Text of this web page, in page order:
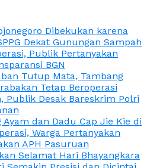
Dibekukan karena
Dekat Gunungan Sampah
Publik Pertanyakan
BGN
Tutup Mata, Tambang
Tetap Beroperasi
Publik Desak Bareskrim Polri
dan Dadu Cap Jie Kie di
Warga Pertanyakan
APH Pasuruan
Selamat Hari Bhayangkara